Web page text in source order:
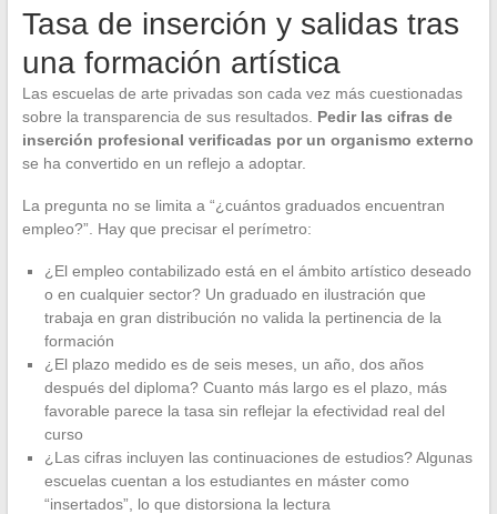
Tasa de inserción y salidas tras
una formación artística
Las escuelas de arte privadas son cada vez más cuestionadas
sobre la transparencia de sus resultados. Pedir las cifras de
inserción profesional verificadas por un organismo externo
se ha convertido en un reflejo a adoptar.
La pregunta no se limita a “¿cuántos graduados encuentran
empleo?”. Hay que precisar el perímetro:
¿El empleo contabilizado está en el ámbito artístico deseado
o en cualquier sector? Un graduado en ilustración que
trabaja en gran distribución no valida la pertinencia de la
formación
¿El plazo medido es de seis meses, un año, dos años
después del diploma? Cuanto más largo es el plazo, más
favorable parece la tasa sin reflejar la efectividad real del
curso
¿Las cifras incluyen las continuaciones de estudios? Algunas
escuelas cuentan a los estudiantes en máster como
“insertados”, lo que distorsiona la lectura